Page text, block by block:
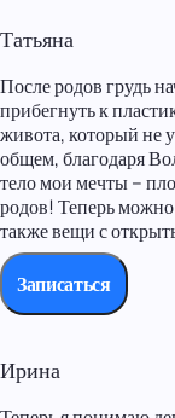
Татьяна
После родов грудь
прибегнуть к
живота, который не
общем, благодаря
тело мои мечты –
родов! Теперь можно
также вещи с
Записаться
Ирина